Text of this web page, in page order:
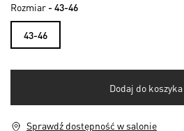
Rozmiar - 43-46
43-46
Dodaj do koszyka
Sprawdź dostępność w salonie